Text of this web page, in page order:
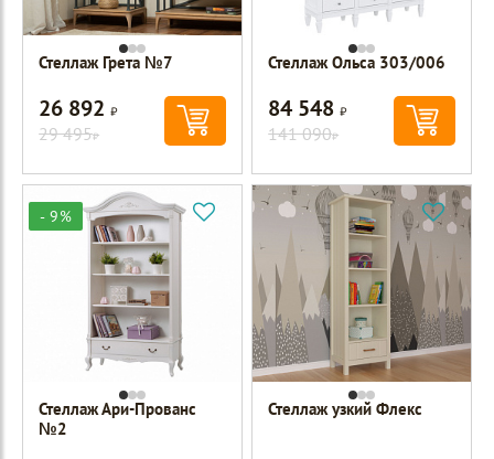
Стеллаж Грета №7
26 892Р
29 495Р
Стеллаж Ольса 303/006
84 548Р
141 090Р
- 9%
Стеллаж Ари-Прованс
№2
Стеллаж узкий Флекс